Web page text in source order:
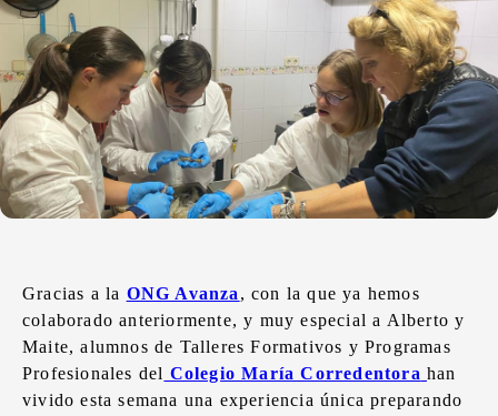
Gracias a la ONG Avanza , con la que ya hemos
colaborado anteriormente, y muy especial a Alberto y
Maite, alumnos de Talleres Formativos y Programas
Profesionales del Colegio María Corredentora han
vivido esta semana una experiencia única preparando